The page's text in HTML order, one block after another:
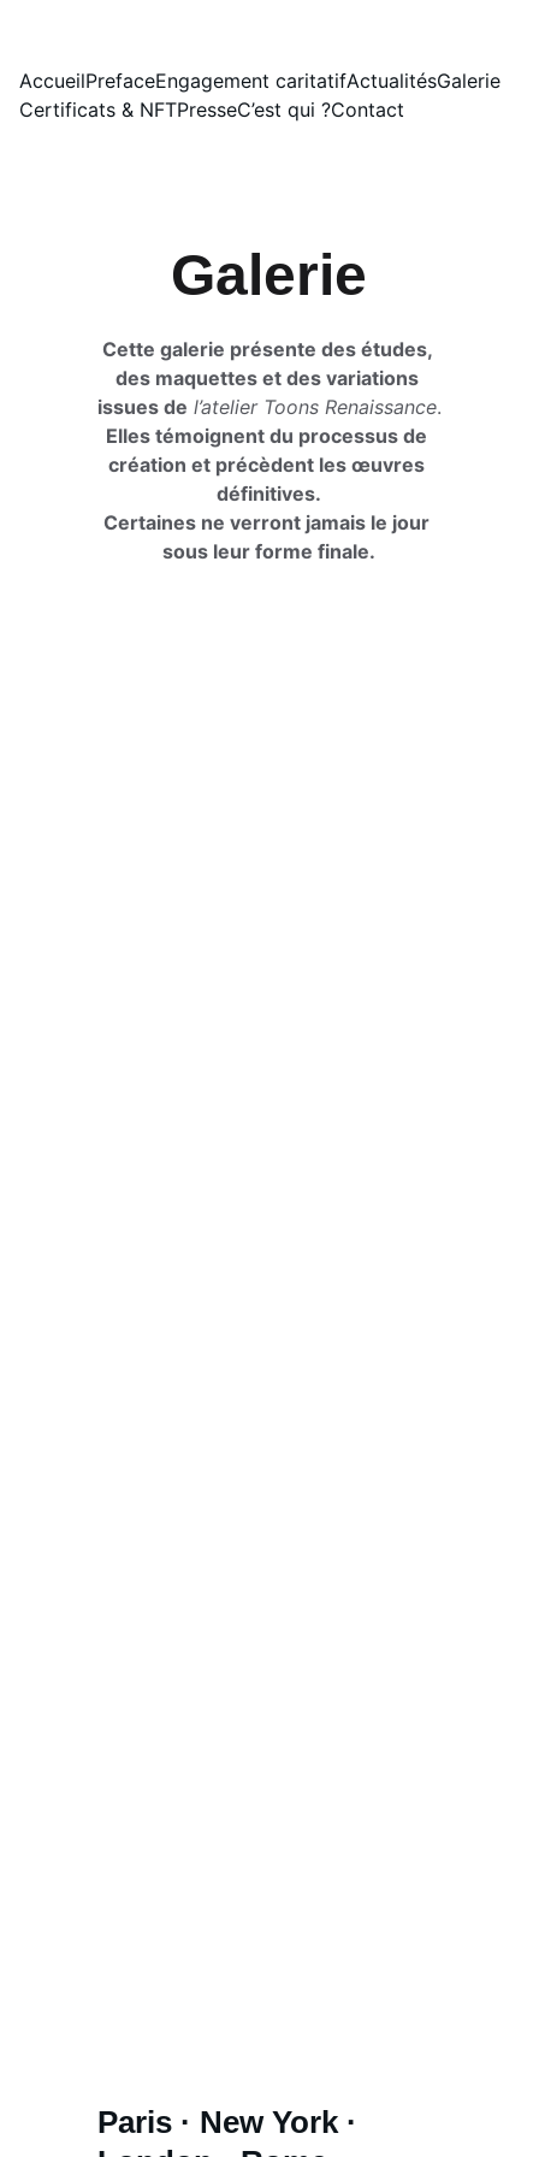
AccueilPrefaceEngagement caritatifActualitésGalerie
Certificats & NFTPresseC’est qui ?Contact
Galerie
Cette galerie présente des études,
des maquettes et des variations
issues de l’atelier Toons Renaissance.
Elles témoignent du processus de
création et précèdent les œuvres
définitives.
Certaines ne verront jamais le jour
sous leur forme finale.
Paris · New York ·